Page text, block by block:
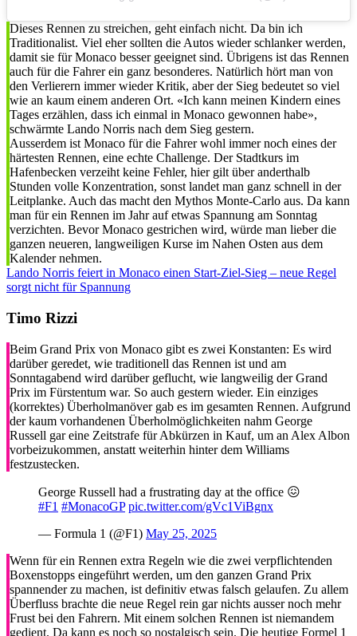
Dieses Rennen zu streichen, geht einfach nicht. Da bin ich
Traditionalist. Viel eher sollten die Autos wieder schlanker werden,
damit sie für Monaco besser geeignet sind. Übrigens ist das Rennen
auch für die Fahrer ein ganz besonderes. Natürlich hört man von
den Verlierern immer wieder Kritik, aber der Sieg bedeutet so viel
wie an kaum einem anderen Ort. «Ich kann meinen Kindern eines
Tages erzählen, dass ich einmal in Monaco gewonnen habe»,
schwärmte Lando Norris nach dem Sieg gestern.
Ausserdem ist Monaco für die Fahrer wohl immer noch eines der
härtesten Rennen, eine echte Challenge. Der Stadtkurs im
Hafenbecken verzeiht keine Fehler, hier gilt über anderthalb
Stunden volle Konzentration, sonst landet man ganz schnell in der
Leitplanke. Auch das macht den Mythos Monte-Carlo aus. Da kann
man für ein Rennen im Jahr auf etwas Spannung am Sonntag
verzichten. Bevor Monaco gestrichen wird, würde man lieber die
ganzen neueren, langweiligen Kurse im Nahen Osten aus dem
Kalender nehmen.
Lando Norris feiert in Monaco einen Start-Ziel-Sieg – neue Regel
sorgt nicht für Spannung
Timo Rizzi
Beim Grand Prix von Monaco gibt es zwei Konstanten: Es wird
darüber geredet, wie traditionell das Rennen ist und am
Sonntagabend wird darüber geflucht, wie langweilig der Grand
Prix im Fürstentum war. So auch gestern wieder. Ein einziges
(korrektes) Überholmanöver gab es im gesamten Rennen. Aufgrund
der kaum vorhandenen Überholmöglichkeiten nahm George
Russell gar eine Zeitstrafe für Abkürzen in Kauf, um an Alex Albon
vorbeizukommen, anstatt weiterhin hinter dem Williams
festzustecken.
George Russell had a frustrating day at the office 😖
#F1 #MonacoGP pic.twitter.com/gVc1ViBgnx
— Formula 1 (@F1) May 25, 2025
Wenn für ein Rennen extra Regeln wie die zwei verpflichtenden
Boxenstopps eingeführt werden, um den ganzen Grand Prix
spannender zu machen, ist definitiv etwas falsch gelaufen. Zu allem
Überfluss brachte die neue Regel rein gar nichts ausser noch mehr
Frust bei den Fahrern. Mit einem solchen Rennen ist niemandem
gedient. Da kann es noch so nostalgisch sein. Die heutige Formel 1